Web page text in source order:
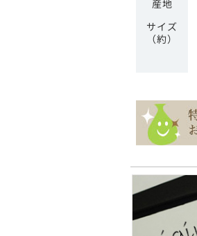
産地
サイズ
（約）